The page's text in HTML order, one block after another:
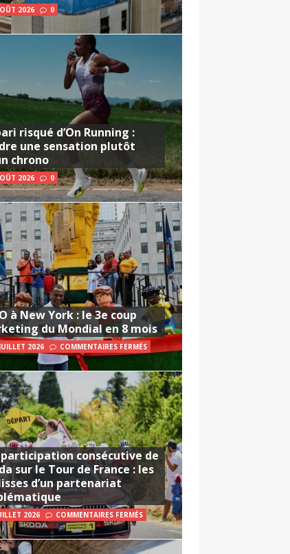
2026 0
risqué d’On Running :
une sensation plutôt
chrono
2026 0
à New York : le 3e coup
du Mondial en 8 mois
2026 COMMENTAIRES FERMÉS
participation consécutive de
sur le Tour de France : les
d’un partenariat
2026 COMMENTAIRES FERMÉS